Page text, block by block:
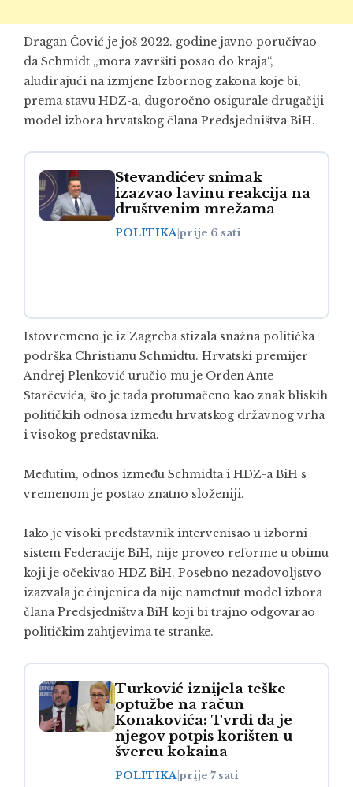
Dragan Čović je još 2022. godine javno poručivao
da Schmidt „mora završiti posao do kraja“,
aludirajući na izmjene Izbornog zakona koje bi,
prema stavu HDZ-a, dugoročno osigurale drugačiji
model izbora hrvatskog člana Predsjedništva BiH.
Stevandićev snimak
izazvao lavinu reakcija na
društvenim mrežama
POLITIKAprije 6 sati
Istovremeno je iz Zagreba stizala snažna politička
podrška Christianu Schmidtu. Hrvatski premijer
Andrej Plenković uručio mu je Orden Ante
Starčevića, što je tada protumačeno kao znak bliskih
političkih odnosa između hrvatskog državnog vrha
i visokog predstavnika.
Međutim, odnos između Schmidta i HDZ-a BiH s
vremenom je postao znatno složeniji.
Iako je visoki predstavnik intervenisao u izborni
sistem Federacije BiH, nije proveo reforme u obimu
koji je očekivao HDZ BiH. Posebno nezadovoljstvo
izazvala je činjenica da nije nametnut model izbora
člana Predsjedništva BiH koji bi trajno odgovarao
političkim zahtjevima te stranke.
Turković iznijela teške
optužbe na račun
Konakovića: Tvrdi da je
njegov potpis korišten u
švercu kokaina
POLITIKAprije 7 sati